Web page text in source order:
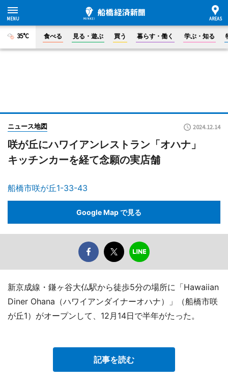
35°C 食べる 見る・遊ぶ 買う 暮らす・働く 学ぶ・知る
ニュース地図 2024.12.14
咲が丘にハワイアンレストラン「オハナ」
キッチンカーを経て念願の実店舗
船橋市咲が丘1-33-43
Google Map で見る
新京成線・鎌ヶ谷大仏駅から徒歩5分の場所に「Hawaiian
Diner Ohana（ハワイアンダイナーオハナ）」（船橋市咲
が丘1）がオープンして、12月14日で半年がたった。
記事を読む